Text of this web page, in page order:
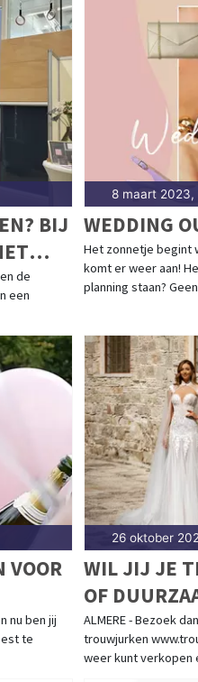
BIJ
de
een
8 maart 2023,
WEDDING
Het zonnetje begint
komt er weer aan!
planning staan?
VOOR
nu ben jij
te
26 oktober
WIL JIJ JE
OF
ALMERE - Bezoek
trouwjurken
weer kunt verkopen